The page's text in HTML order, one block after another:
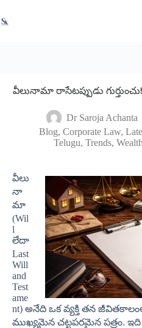
to
content
వీలునామా రాసేటప్పుడు
Dr Saroja Achanta
Blog,Corporate Law,
Telugu,Trends,Wealth
వీలు
నా
మా
(Wil
l
లేదా
Last
Will
and
Test
ame
nt) అనేది ఒక వ్యక్తి తన
ముఖ్యమైన చట్టపరమైన పత్రం.